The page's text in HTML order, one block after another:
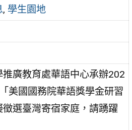
, 學生園地
推廣教育處華語中心承辦202
美國國務院華語獎學金研習
徵選臺灣寄宿家庭，請踴躍